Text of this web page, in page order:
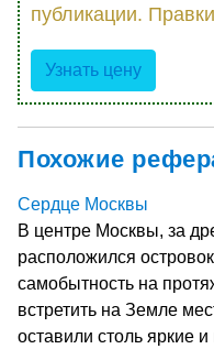
публикации.
Узнать цену
Похожие
Сердце Москвы
В центре Москвы, за
расположился
самобытность на
встретить на Земле
оставили столь яркие